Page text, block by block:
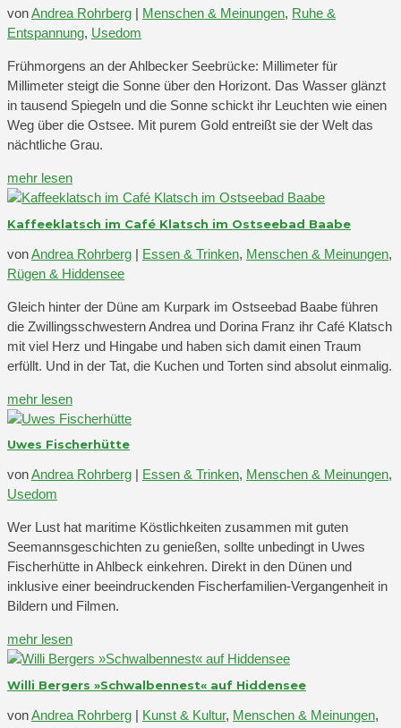
vonAndrea Rohrberg | Menschen & Meinungen, Ruhe &
Entspannung, Usedom
Frühmorgens an der Ahlbecker Seebrücke: Millimeter für
Millimeter steigt die Sonne über den Horizont. Das Wasser glänzt
in tausend Spiegeln und die Sonne schickt ihr Leuchten wie einen
Weg über die Ostsee. Mit purem Gold entreißt sie der Welt das
nächtliche Grau.
mehr lesen
Kaffeeklatsch im Café Klatsch im Ostseebad Baabe
vonAndrea Rohrberg | Essen & Trinken, Menschen & Meinungen,
Rügen & Hiddensee
Gleich hinter der Düne am Kurpark im Ostseebad Baabe führen
die Zwillingsschwestern Andrea und Dorina Franz ihr Café Klatsch
mit viel Herz und Hingabe und haben sich damit einen Traum
erfüllt. Und in der Tat, die Kuchen und Torten sind absolut einmalig.
mehr lesen
Uwes Fischerhütte
vonAndrea Rohrberg Essen & Trinken, Menschen & Meinungen,
Usedom
Wer Lust hat maritime Köstlichkeiten zusammen mit guten
Seemannsgeschichten zu genießen, sollte unbedingt in Uwes
Fischerhütte in Ahlbeck einkehren. Direkt in den Dünen und
inklusive einer beeindruckenden Fischerfamilien-Vergangenheit in
Bildern und Filmen.
mehr lesen
Willi Bergers »Schwalbennest« auf Hiddensee
vonAndrea Rohrberg | Kunst & Kultur, Menschen & Meinungen,